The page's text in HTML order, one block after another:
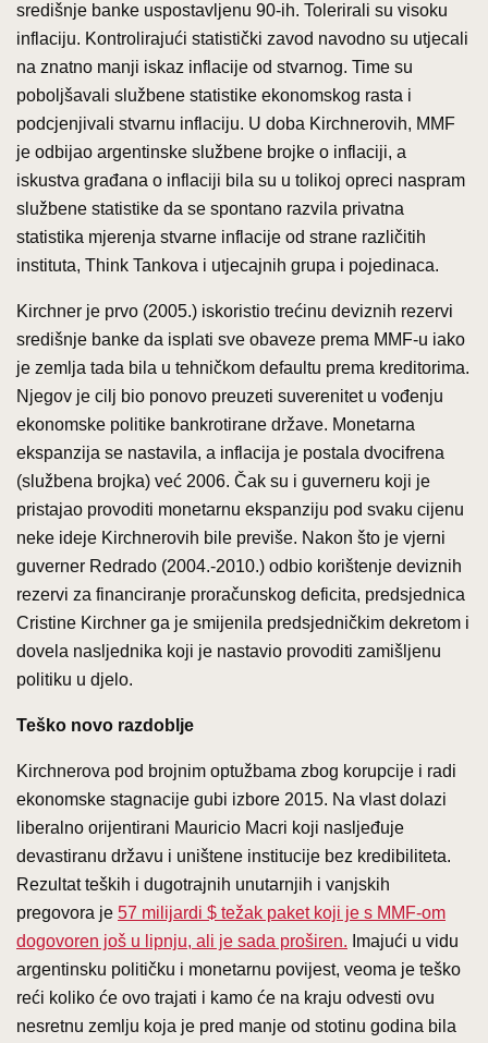
središnje banke uspostavljenu 90-ih. Tolerirali su visoku
inflaciju. Kontrolirajući statistički zavod navodno su utjecali
na znatno manji iskaz inflacije od stvarnog. Time su
poboljšavali službene statistike ekonomskog rasta i
podcjenjivali stvarnu inflaciju. U doba Kirchnerovih, MMF
je odbijao argentinske službene brojke o inflaciji, a
iskustva građana o inflaciji bila su u tolikoj opreci naspram
službene statistike da se spontano razvila privatna
statistika mjerenja stvarne inflacije od strane različitih
instituta, Think Tankova i utjecajnih grupa i pojedinaca.
Kirchner je prvo (2005.) iskoristio trećinu deviznih rezervi
središnje banke da isplati sve obaveze prema MMF-u iako
je zemlja tada bila u tehničkom defaultu prema kreditorima.
Njegov je cilj bio ponovo preuzeti suverenitet u vođenju
ekonomske politike bankrotirane države. Monetarna
ekspanzija se nastavila, a inflacija je postala dvocifrena
(službena brojka) već 2006. Čak su i guverneru koji je
pristajao provoditi monetarnu ekspanziju pod svaku cijenu
neke ideje Kirchnerovih bile previše. Nakon što je vjerni
guverner Redrado (2004.-2010.) odbio korištenje deviznih
rezervi za financiranje proračunskog deficita, predsjednica
Cristine Kirchner ga je smijenila predsjedničkim dekretom i
dovela nasljednika koji je nastavio provoditi zamišljenu
politiku u djelo.
Teško novo razdoblje
Kirchnerova pod brojnim optužbama zbog korupcije i radi
ekonomske stagnacije gubi izbore 2015. Na vlast dolazi
liberalno orijentirani Mauricio Macri koji nasljeđuje
devastiranu državu i uništene institucije bez kredibiliteta.
Rezultat teških i dugotrajnih unutarnjih i vanjskih
pregovora je 57 milijardi $ težak paket koji je s MMF-om
dogovoren još u lipnju, ali je sada proširen. Imajući u vidu
argentinsku političku i monetarnu povijest, veoma je teško
reći koliko će ovo trajati i kamo će na kraju odvesti ovu
nesretnu zemlju koja je pred manje od stotinu godina bila